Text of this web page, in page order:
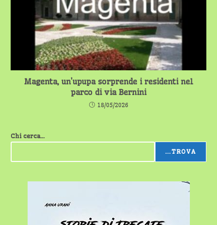
Magenta, un’upupa sorprende i residenti nel
parco di via Bernini
18/05/2026
Chi cerca...
...TROVA